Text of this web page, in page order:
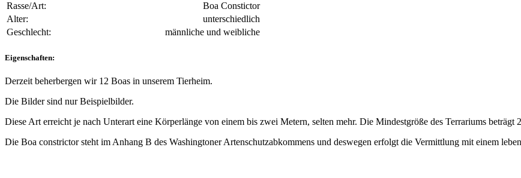
Rasse/Art:
Boa Constictor
Alter:
unterschiedlich
Geschlecht:
männliche und weibliche
Eigenschaften:
Derzeit beherbergen wir 12 Boas in unserem Tierheim.
Die Bilder sind nur Beispielbilder.
Diese Art erreicht je nach Unterart eine Körperlänge von einem bis zwei Metern, selten mehr. Die Mindestgröße des Terrariums beträgt
Die Boa constrictor steht im Anhang B des Washingtoner Artenschutzabkommens und deswegen erfolgt die Vermittlung mit einem